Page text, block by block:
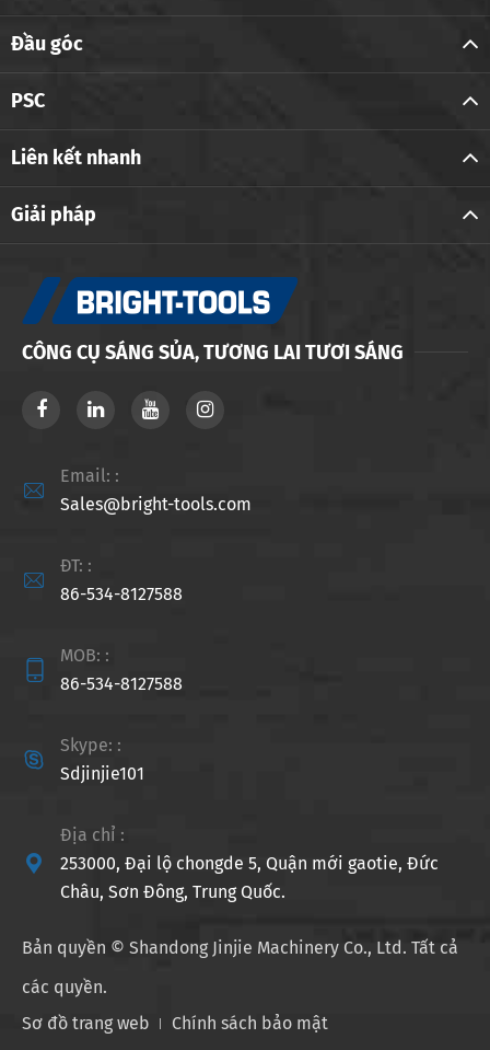
Đầu góc
PSC
Liên kết nhanh
Giải pháp
CÔNG CỤ SÁNG SỦA, TƯƠNG LAI TƯƠI SÁNG

Email: :
Sales@bright-tools.com

ĐT: :
86-534-8127588

MOB: :
86-534-8127588

Skype: :
Sdjinjie101

Địa chỉ :
253000, Đại lộ chongde 5, Quận mới gaotie, Đức
Châu, Sơn Đông, Trung Quốc.
Bản quyền © Shandong Jinjie Machinery Co., Ltd. Tất cả
các quyền.
Sơ đồ trang web
Chính sách bảo mật